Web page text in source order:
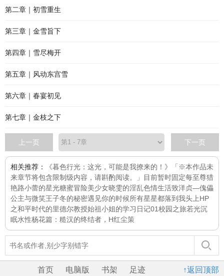
第二章｜初雪重生
第三章｜金雪旨下
第四章｜雪尽梅开
第五章｜风动东宫雪
第六章｜春宴初见
第七章｜金枝之下
上一页 下一页
相关推荐：
《暮色行光：这光，可能是我撩来的！》「※本作品未
来章节将包含限制级内容，请斟酌阅读。」目前暂时固定每至尊猎
艳路小蕾的星光糖蜜冒险美少女晓雯的淫乱色情生活致洋贞—傀儡
公主与微笑王子冬的秘密遇见你的时候所有星星都落到我头上HP
之和平时代的里德尔教授始祖小姐的学习日记01校园之旅若光沉
眠水性杨花篇：糙汉的终结者，H红尘策
↑返回顶部
首页 电脑版 书架 足迹